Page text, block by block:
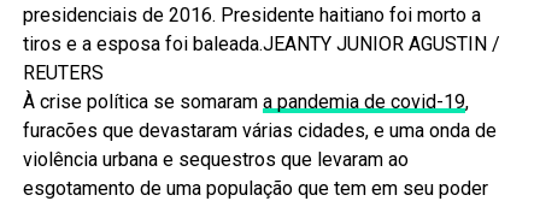
presidenciais de 2016. Presidente haitiano foi morto a
tiros e a esposa foi baleada.JEANTY JUNIOR AGUSTIN /
REUTERS
À crise política se somaram a pandemia de covid-19,
furacões que devastaram várias cidades, e uma onda de
violência urbana e sequestros que levaram ao
esgotamento de uma população que tem em seu poder